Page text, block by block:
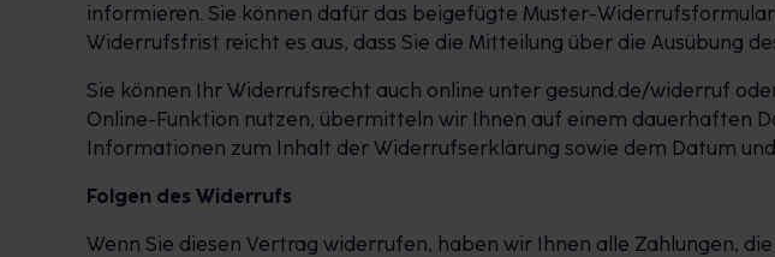
informieren. Sie können dafür das beigefügte Muster-
Widerrufsfrist reicht es aus, dass Sie die Mitteilung über die Ausübung
Sie können Ihr Widerrufsrecht auch online unter gesund.de/widerruf
Online-Funktion nutzen, übermitteln wir Ihnen auf einem dauerhaften
Informationen zum Inhalt der Widerrufserklärung sowie dem Datum
Folgen des Widerrufs
Wenn Sie diesen Vertrag widerrufen, haben wir Ihnen alle Zahlungen,